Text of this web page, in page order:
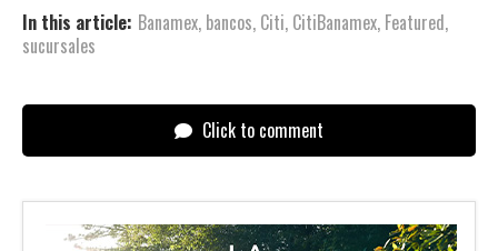
In this article: Banamex, bancos, Citi, CitiBanamex, Featured,
sucursales
Click to comment